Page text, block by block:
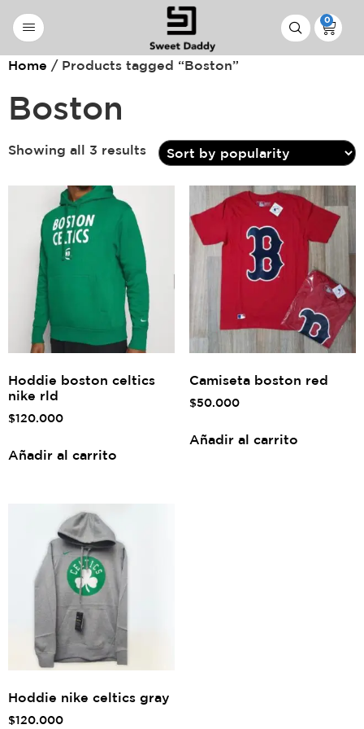
0
Home / Products tagged “Boston”
Boston
Showing all 3 results
Hoddie boston celtics
nike rld
$120.000
Añadir al carrito
Camiseta boston red
$50.000
Añadir al carrito
Hoddie nike celtics gray
$120.000